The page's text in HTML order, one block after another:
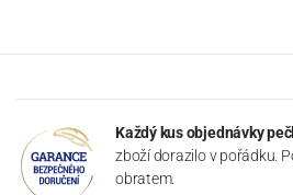
Každý kus objednávky
zboží dorazilo v pořádku.
obratem.